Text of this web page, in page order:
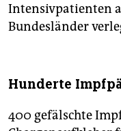
Intensivpatienten
Bundesländer
Hunderte
400 gefälschte